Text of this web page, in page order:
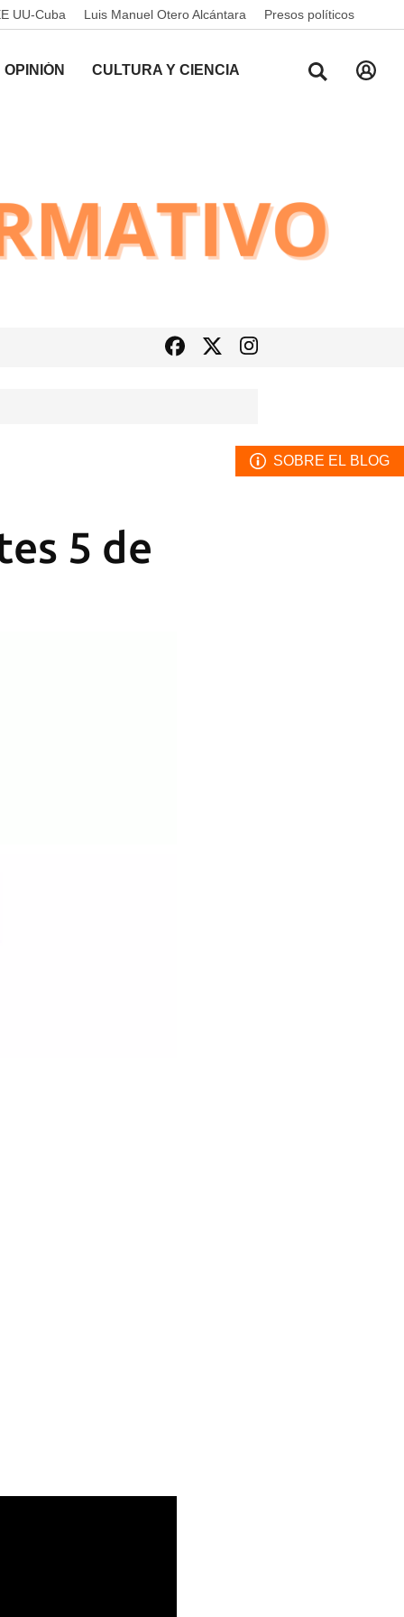
UU-Cuba Luis Manuel Otero Alcántara Presos políticos
OPINIÓN CULTURA Y CIENCIA
SOBRE EL BLOG
5 de